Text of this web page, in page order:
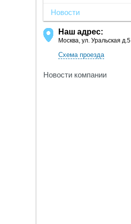
Новости
Наш адрес:
Москва, ул. Уральская д.5
Схема проезда
Новости компании